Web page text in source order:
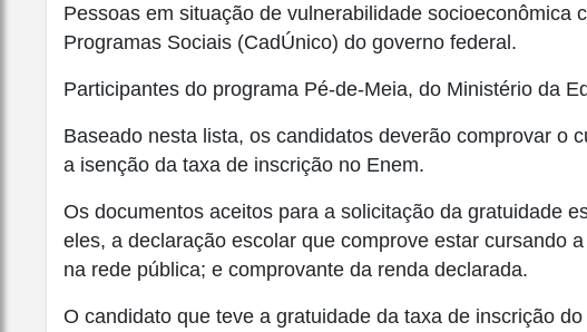
Pessoas em situação de vulnerabilidade socioeconômica
Programas Sociais (CadÚnico) do governo federal.
Participantes do programa Pé-de-Meia, do Ministério da
Baseado nesta lista, os candidatos deverão comprovar o
a isenção da taxa de inscrição no Enem.
Os documentos aceitos para a solicitação da gratuidade
eles, a declaração escolar que comprove estar cursando
na rede pública; e comprovante da renda declarada.
O candidato que teve a gratuidade da taxa de inscrição